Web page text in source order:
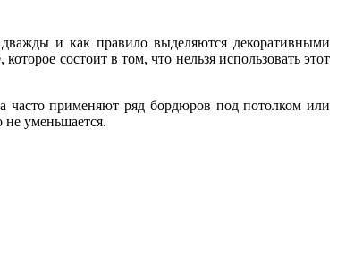
и как правило выделяются декоративными
состоит в том, что нельзя использовать этот
часто применяют ряд бордюров под потолком или
уменьшается.